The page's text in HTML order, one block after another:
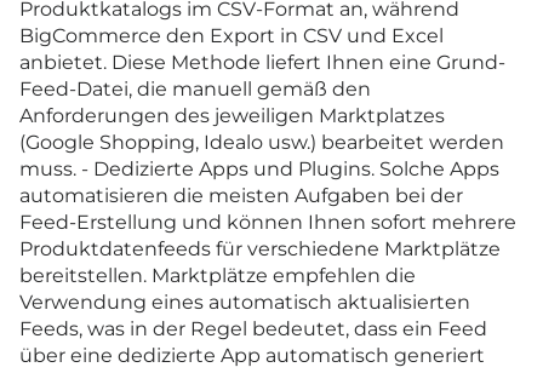
Produktkatalogs im CSV-Format an, während
BigCommerce den Export in CSV und Excel
anbietet. Diese Methode liefert Ihnen eine Grund-
Feed-Datei, die manuell gemäß den
Anforderungen des jeweiligen Marktplatzes
(Google Shopping, Idealo usw.) bearbeitet werden
muss. - Dedizierte Apps und Plugins. Solche Apps
automatisieren die meisten Aufgaben bei der
Feed-Erstellung und können Ihnen sofort mehrere
Produktdatenfeeds für verschiedene Marktplätze
bereitstellen. Marktplätze empfehlen die
Verwendung eines automatisch aktualisierten
Feeds, was in der Regel bedeutet, dass ein Feed
über eine dedizierte App automatisch generiert